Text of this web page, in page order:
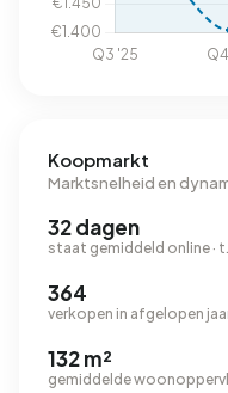
Koopmarkt
Marktsnelheid en
32 dagen
staat gemiddeld online ·
364
verkopen in afgelopen
132 m²
gemiddelde